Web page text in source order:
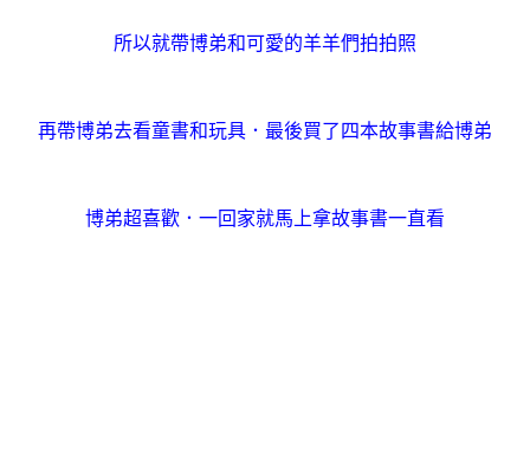
所以就帶博弟和可愛的羊羊們拍拍照
再帶博弟去看童書和玩具．最後買了四本故事書給博弟
博弟超喜歡．一回家就馬上拿故事書一直看